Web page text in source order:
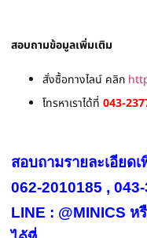
สอบถามข้อมูลเพิ่มเติม
สั่งซื้อทางไลน์ คลิก
โทรหาเราได้ที่ 043-
สอบถามรายละเอียด
062-2010185 ,
LINE : @MINICS ห